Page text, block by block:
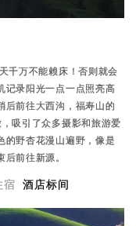
千万不能赖床！否则就会
记录阳光一点一点照亮高
后前往大西沟，福寿山的
吸引了众多摄影和旅游爱
的野杏花漫山遍野，像是
前往新源。
宿 酒店标间